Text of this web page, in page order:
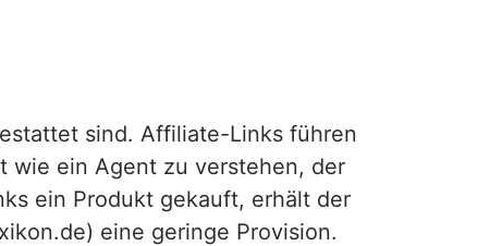
sind. Affiliate-Links führen
wie ein Agent zu verstehen, der
ein Produkt gekauft, erhält der
eine geringe Provision.